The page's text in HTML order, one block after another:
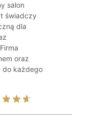
salon
świadczy
dla
oraz
do każdego